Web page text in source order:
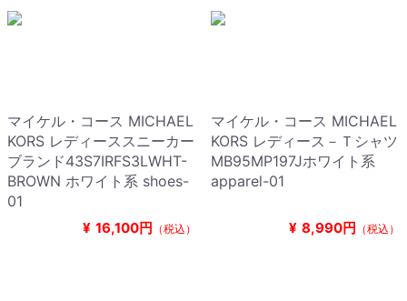
マイケル・コース MICHAEL
KORS レディーススニーカー
ブランド43S7IRFS3LWHT-
BROWN ホワイト系 shoes-
01
¥ 16,100円 （税込）
マイケル・コース MICHAEL
KORS レディース－Ｔシャツ
MB95MP197Jホワイト系
apparel-01
¥ 8,990円 （税込）